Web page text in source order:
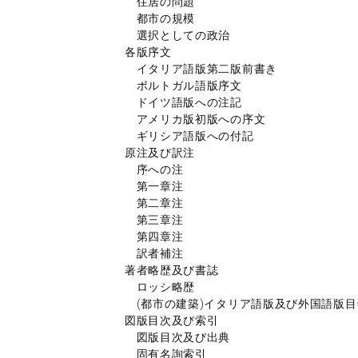
都市の規模
選択としての政治
各版序文
イタリア語版第二版前書き
ポルトガル語版序文
ドイツ語版への注記
アメリカ版初版への序文
ギリシア語版への付記
原注及び訳注
序への注
第一章注
第二章注
第三章注
第四章注
訳者補注
著者略歴及び書誌
ロッシ略歴
(都市の建築)イタリア語版及び外国語版
図版目次及び索引
図版目次及び出典
固有名詢索引